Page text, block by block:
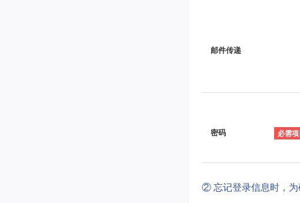
邮件传递
密码
② 忘记登录信息时，